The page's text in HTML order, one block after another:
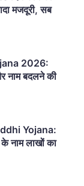
मजदूरी, सब
2026:
नाम बदलने की
Yojana:
नाम लाखों का